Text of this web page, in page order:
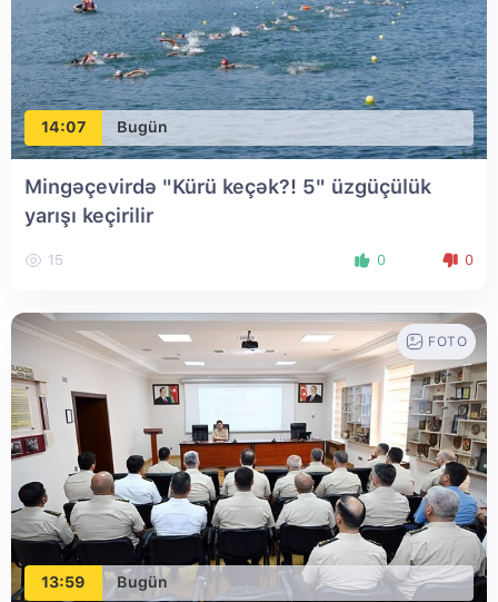
14:07 Bugün
Mingəçevirdə "Kürü keçək?! 5" üzgüçülük
yarışı keçirilir
15 0 0
13:59 Bugün
FOTO